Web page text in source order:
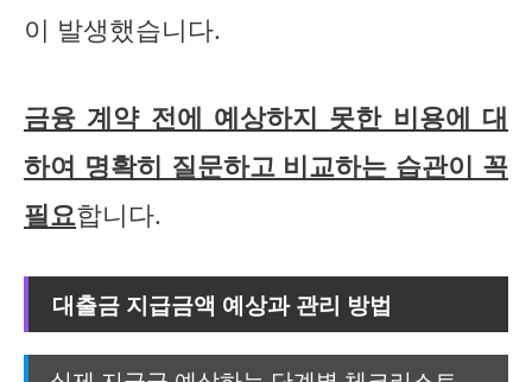
이 발생했습니다.
금융 계약 전에 예상하지 못한 비용에 대
하여 명확히 질문하고 비교하는 습관이 꼭
필요합니다.
대출금 지급금액 예상과 관리 방법